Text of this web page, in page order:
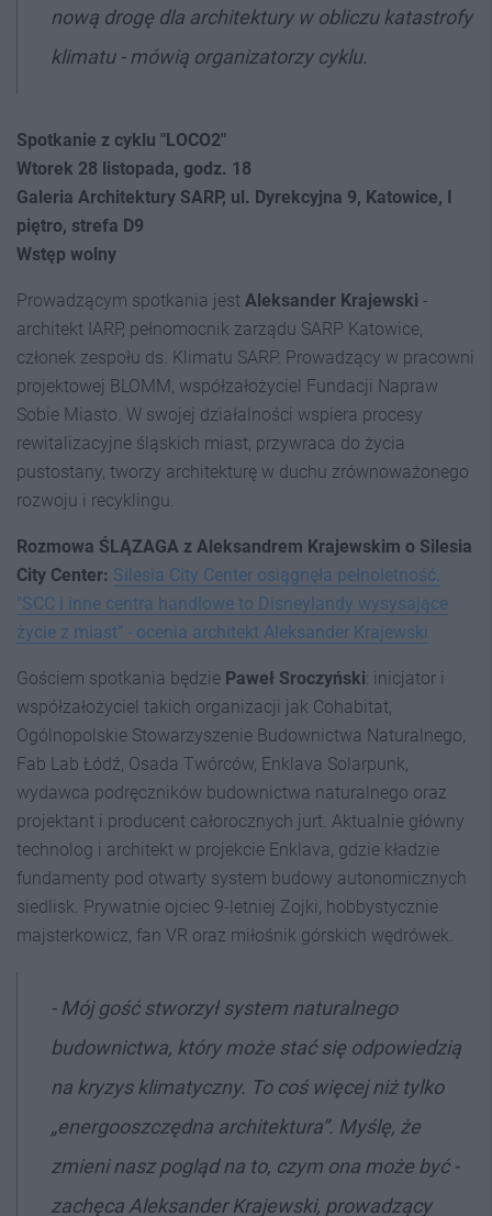
nową drogę dla architektury w obliczu katastrofy
klimatu - mówią organizatorzy cyklu.
Spotkanie z cyklu "LOCO2"
Wtorek 28 listopada, godz. 18
Galeria Architektury SARP, ul. Dyrekcyjna 9, Katowice, I
piętro, strefa D9
Wstęp wolny
Prowadzącym spotkania jest Aleksander Krajewski -
architekt IARP, pełnomocnik zarządu SARP Katowice,
członek zespołu ds. Klimatu SARP. Prowadzący w pracowni
projektowej BLOMM, współzałożyciel Fundacji Napraw
Sobie Miasto. W swojej działalności wspiera procesy
rewitalizacyjne śląskich miast, przywraca do życia
pustostany, tworzy architekturę w duchu zrównoważonego
rozwoju i recyklingu.
Rozmowa ŚLĄZAGA z Aleksandrem Krajewskim o Silesia
City Center: Silesia City Center osiągnęła pełnoletność.
"SCC i inne centra handlowe to Disneylandy wysysające
życie z miast" - ocenia architekt Aleksander Krajewski
Gościem spotkania będzie Paweł Sroczyński: inicjator i
współzałożyciel takich organizacji jak Cohabitat,
Ogólnopolskie Stowarzyszenie Budownictwa Naturalnego,
Fab Lab Łódź, Osada Twórców, Enklava Solarpunk,
wydawca podręczników budownictwa naturalnego oraz
projektant i producent całorocznych jurt. Aktualnie główny
technolog i architekt w projekcie Enklava, gdzie kładzie
fundamenty pod otwarty system budowy autonomicznych
siedlisk. Prywatnie ojciec 9-letniej Zojki, hobbystycznie
majsterkowicz, fan VR oraz miłośnik górskich wędrówek.
- Mój gość stworzył system naturalnego
budownictwa, który może stać się odpowiedzią
na kryzys klimatyczny. To coś więcej niż tylko
„energooszczędna architektura”. Myślę, że
zmieni nasz pogląd na to, czym ona może być -
zachęca Aleksander Krajewski, prowadzący